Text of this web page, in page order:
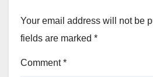
Your email address will not be
fields are marked *
Comment*